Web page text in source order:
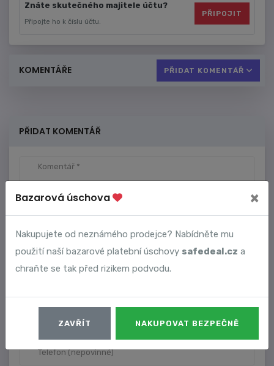
Znáte skutečného majitele účtu?
Připojte ho k číslu účtu.
PŘIPOJIT
KOMENTÁŘE PŘIDAT KOMENTÁŘ
PŘIDAT KOMENTÁŘ
Bazarová úschova ×
Nakupujete od neznámého prodejce? Nabídněte mu
použití naší bazarové platební úschovy safedeal.cz a
chraňte se tak před rizikem podvodu.
ZAVŘÍT NAKUPOVAT BEZPEČNĚ